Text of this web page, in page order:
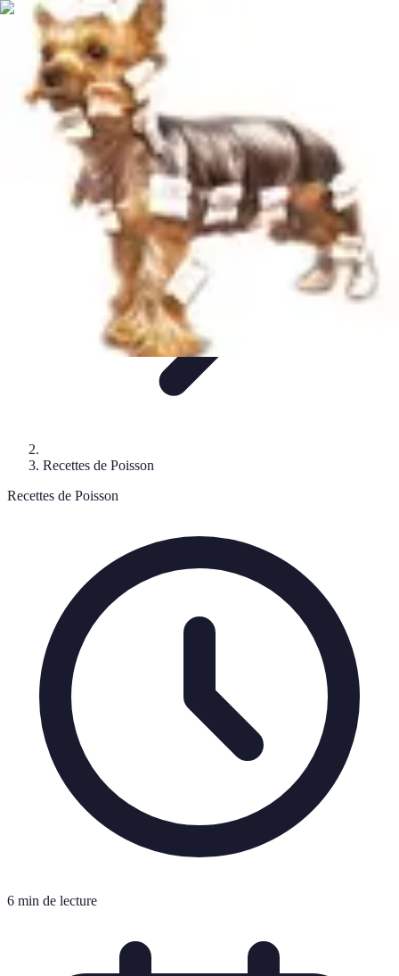
Recettes de Poissons
Recettes de Papillote
Recettes Faciles
MarinadesRecettes de Poisson
Recettes de Poissons
Recettes de Poisson
Recettes de Poisson
6 min de lecture